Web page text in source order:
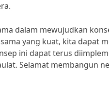
dalam mewujudkan
yang kuat, kita dapat
ini dapat terus
Selamat membangun